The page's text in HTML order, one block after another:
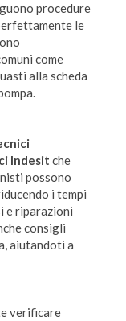
procedure
le
come
alla scheda
Indesit che
possono
i tempi
e riparazioni
consigli
aiutandoti a
verificare